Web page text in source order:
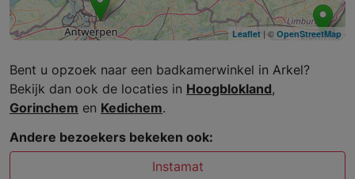
Leaflet | © OpenStreetMap
Bent u opzoek naar een badkamerwinkel in Arkel?
Bekijk dan ook de locaties in Hoogblokland,
Gorinchem en Kedichem.
Andere bezoekers bekeken ook:
Instamat